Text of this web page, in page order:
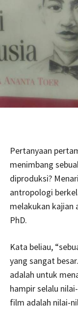
Pertanyaan
menimbang
diproduksi?
antropologi
melakukan
PhD.
Kata beliau,
yang sangat
adalah untuk
hampir selalu
film adalah nilai-